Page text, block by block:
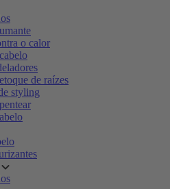
o calor
de raízes
styling